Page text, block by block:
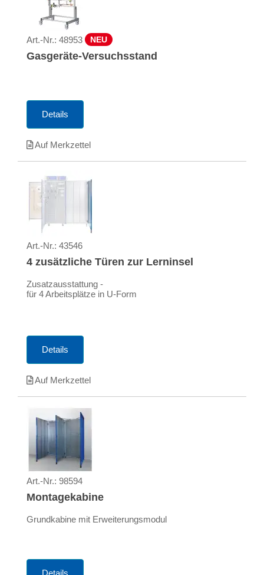
Art.-Nr.: 48953 NEU
Gasgeräte-Versuchsstand
Details
Auf Merkzettel
Art.-Nr.: 43546
4 zusätzliche Türen zur Lerninsel
Zusatzausstattung -
für 4 Arbeitsplätze in U-Form
Details
Auf Merkzettel
Art.-Nr.: 98594
Montagekabine
Grundkabine mit Erweiterungsmodul